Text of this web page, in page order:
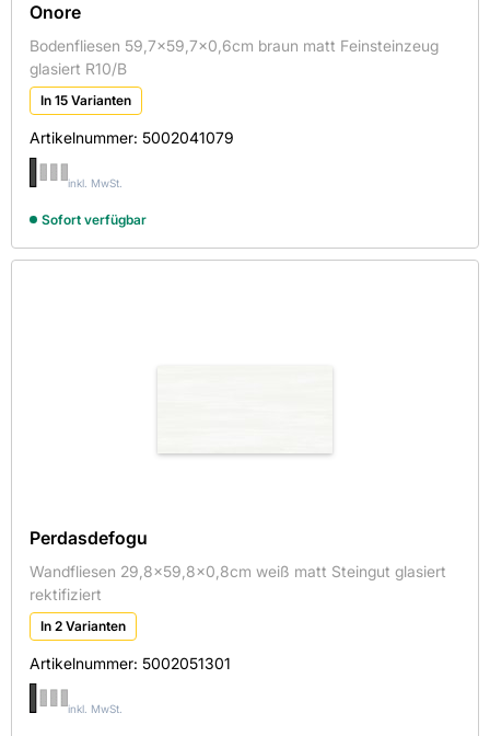
Onore
Bodenfliesen 59,7x59,7x0,6cm braun matt Feinsteinzeug
glasiert R10/B
In 15 Varianten
Artikelnummer: 5002041079
inkl. MwSt.
Sofort verfügbar
Perdasdefogu
Wandfliesen 29,8x59,8x0,8cm weiß matt Steingut glasiert
rektifiziert
In 2 Varianten
Artikelnummer: 5002051301
inkl. MwSt.